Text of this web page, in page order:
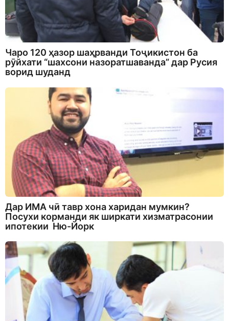
Чаро 120 ҳазор шаҳрванди Тоҷикистон ба
рӯйхати “шахсони назоратшаванда” дар Русия
ворид шуданд
Дар ИМА чӣ тавр хона харидан мумкин?
Посухи корманди як ширкати хизматрасонии
ипотекии Ню-Йорк